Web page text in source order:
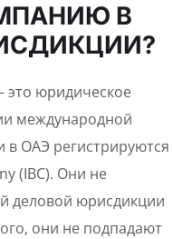
В
юридическое
международной
ОАЭ регистрируются
(IBC). Они не
деловой юрисдикции
они не подпадают